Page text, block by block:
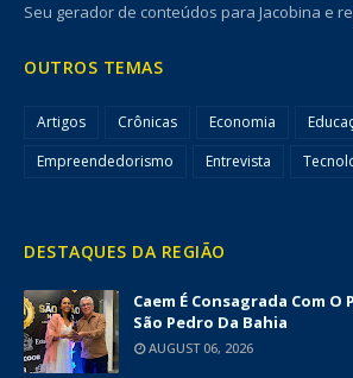
Seu gerador de conteúdos para Jacobina e
OUTROS TEMAS
Artigos Crônicas Economia
Empreendedorismo
Entrevista
DESTAQUES DA REGIÃO
Caem É Consagrada Com
São Pedro Da Bahia
AUGUST 06, 2026